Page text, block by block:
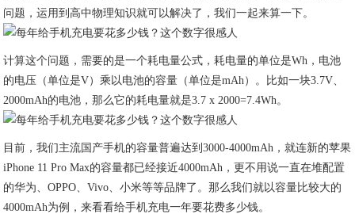
问题，运用到高中物理知识就可以解决了，我们一起来算一下。
计算这个问题，需要的是一个耗电量公式，耗电量的单位是Wh，电池
的电压（单位是V）乘以电池的容量（单位是mAh）。比如一块3.7V、
2000mAh的电池，那么它的耗电量就是3.7 x 2000=7.4Wh。
目前，我们主流国产手机的容量普遍达到3000-4000mAh，就连新的苹果
iPhone 11 Pro Max的容量都已经接近4000mAh，更不用说一直在堆配置
的华为、OPPO、Vivo、小米等等品牌了。那么我们就以容量比较大的
4000mAh为例，来看看给手机充电一年要花费多少钱。